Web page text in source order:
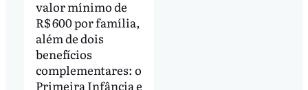
valor mínimo de
R$ 600 por família,
além de dois
benefícios
complementares: o
Primeira Infância e